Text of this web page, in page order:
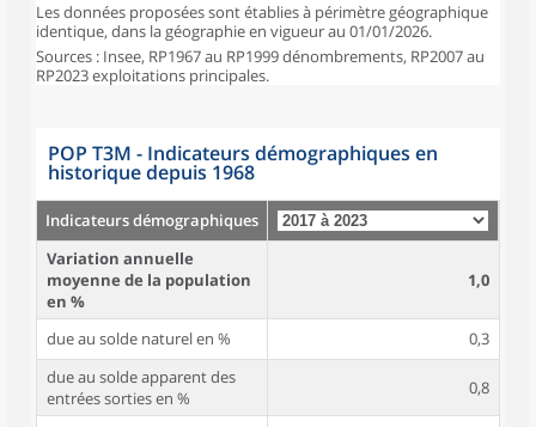
Les données proposées sont établies à périmètre géographique
identique, dans la géographie en vigueur au 01/01/2026.
Sources : Insee, RP1967 au RP1999 dénombrements, RP2007 au
RP2023 exploitations principales.
POP T3M - Indicateurs démographiques en
historique depuis 1968
Indicateurs démographiques
Variation annuelle
moyenne de la population
en %
1,0
due au solde naturel en %
0,3
due au solde apparent des
entrées sorties en %
0,8